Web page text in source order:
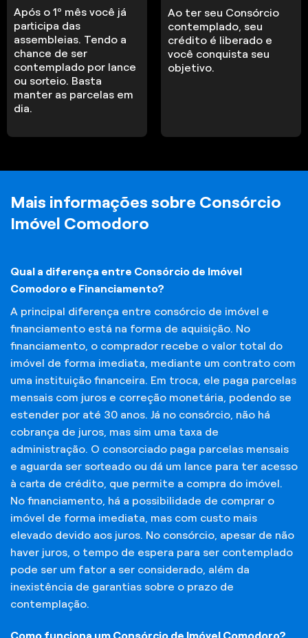
Após o 1º mês você já
participa das
assembleias. Tendo a
chance de ser
contemplado por lance
ou sorteio. Basta
manter as parcelas em
dia.
Ao ter seu Consórcio
contemplado, seu
crédito é liberado e
você conquista seu
objetivo.
Mais informações sobre Consórcio
Imóvel Comodoro
Qual a diferença entre Consórcio de Imóvel
Comodoro e Financiamento?
A principal diferença entre consórcio de imóvel e
financiamento está na forma de aquisição. No
financiamento, o comprador recebe o valor total do
imóvel de forma imediata, mediante um contrato com
uma instituição financeira. Em troca, ele paga parcelas
mensais com juros e correção monetária, podendo se
estender por até 30 anos. Já no consórcio, não há
cobrança de juros, mas sim uma taxa de
administração. O consorciado paga parcelas mensais
e aguarda ser sorteado ou dá um lance para ter acesso
à carta de crédito, que permite a compra do imóvel.
No financiamento, há a possibilidade de comprar o
imóvel de forma imediata, mas com custo mais
elevado devido aos juros. No consórcio, apesar de não
haver juros, o tempo de espera para ser contemplado
pode ser um fator a ser considerado, além da
inexistência de garantias sobre o prazo de
contemplação.